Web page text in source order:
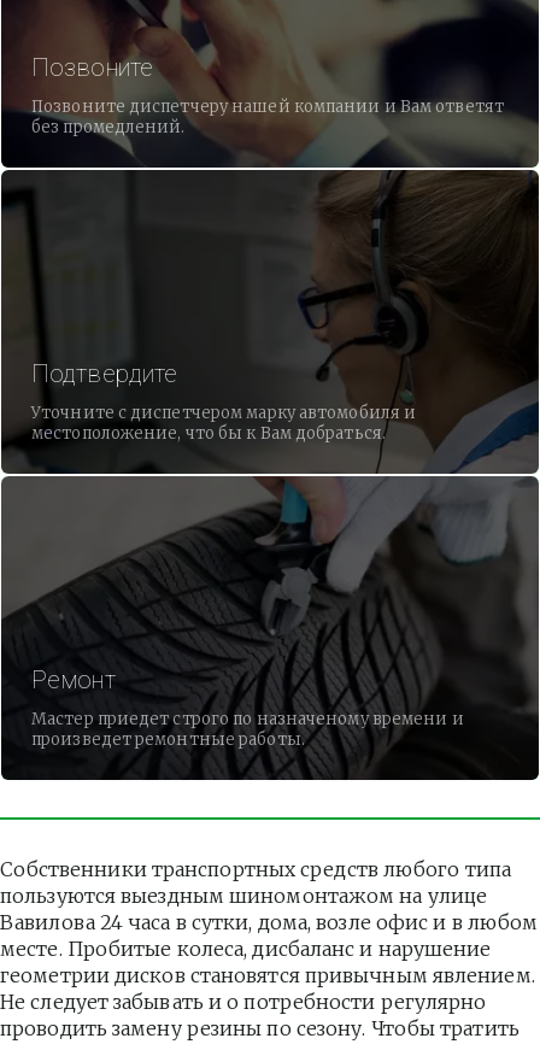
Позвоните
Позвоните диспетчеру нашей компании и Вам ответят
без промедлений.
Подтвердите
Уточните с диспетчером марку автомобиля и
местоположение, что бы к Вам добраться.
Ремонт
Мастер приедет строго по назначеному времени и
произведет ремонтные работы.
Собственники транспортных средств любого типа
пользуются выездным шиномонтажом на улице
Вавилова 24 часа в сутки, дома, возле офис и в любом
месте. Пробитые колеса, дисбаланс и нарушение
геометрии дисков становятся привычным явлением.
Не следует забывать и о потребности регулярно
проводить замену резины по сезону. Чтобы тратить